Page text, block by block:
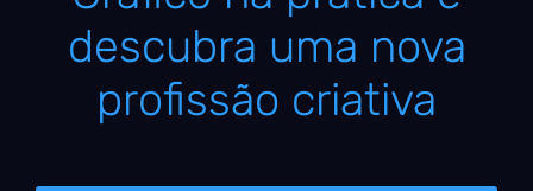
descubra uma nova
profissão criativa